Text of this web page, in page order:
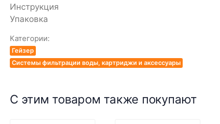
Инструкция
Упаковка
Категории:
Гейзер
Системы фильтрации воды, картриджи и аксессуары
С этим товаром также покупают